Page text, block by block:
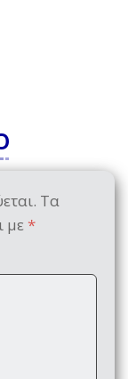
Τα
με *